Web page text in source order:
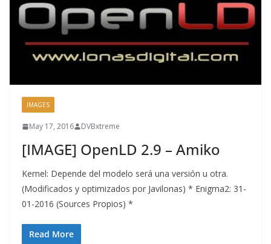
IMAGES
May 17, 2016 DVBxtreme
[IMAGE] OpenLD 2.9 – Amiko
Kernel: Depende del modelo será una versión u otra.
(Modificados y optimizados por Javilonas) * Enigma2: 31-
01-2016 (Sources Propios) *
Read More